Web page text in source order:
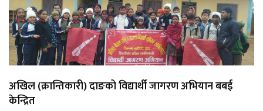
अखिल (क्रान्तिकारी) दाङको विद्यार्थी जागरण अभियान बबई
केन्द्रित